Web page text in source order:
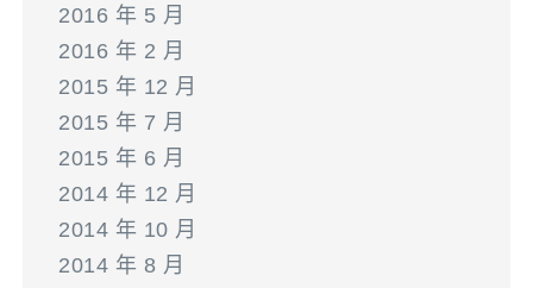
2016 年 5 月
2016 年 2 月
2015 年 12 月
2015 年 7 月
2015 年 6 月
2014 年 12 月
2014 年 10 月
2014 年 8 月